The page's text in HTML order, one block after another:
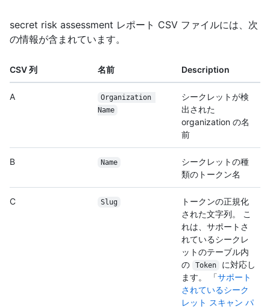
secret risk assessment レポート CSV ファイルには、次
の情報が含まれています。
CSV 列 名前 Description
A
Organization
Name
シークレットが検
出された
organization の名
前
B Name
シークレットの種
類のトークン名
C Slug
トークンの正規化
された文字列。 こ
れは、サポートさ
れているシークレ
ットのテーブル内
の
Token
に対応し
ます。 「サポート
されているシーク
レット スキャン パ